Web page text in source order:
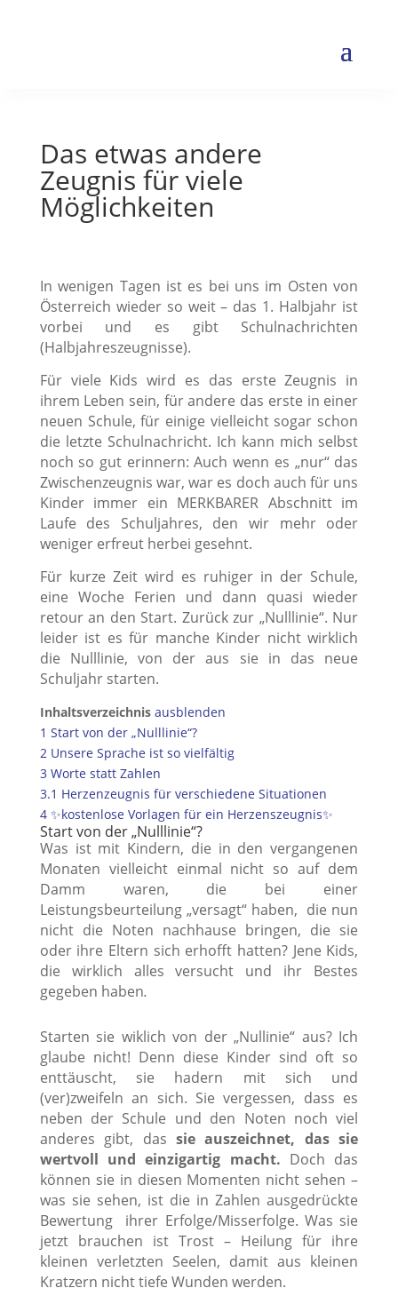
Das etwas andere
Zeugnis für viele
Möglichkeiten
In wenigen Tagen ist es bei uns im Osten von
Österreich wieder so weit – das 1. Halbjahr ist
vorbei und es gibt Schulnachrichten
(Halbjahreszeugnisse).
Für viele Kids wird es das erste Zeugnis in
ihrem Leben sein, für andere das erste in einer
neuen Schule, für einige vielleicht sogar schon
die letzte Schulnachricht. Ich kann mich selbst
noch so gut erinnern: Auch wenn es „nur“ das
Zwischenzeugnis war, war es doch auch für uns
Kinder immer ein MERKBARER Abschnitt im
Laufe des Schuljahres, den wir mehr oder
weniger erfreut herbei gesehnt.
Für kurze Zeit wird es ruhiger in der Schule,
eine Woche Ferien und dann quasi wieder
retour an den Start. Zurück zur „Nulllinie“. Nur
leider ist es für manche Kinder nicht wirklich
die Nulllinie, von der aus sie in das neue
Schuljahr starten.
Inhaltsverzeichnis ausblenden
1 Start von der „Nulllinie“?
2 Unsere Sprache ist so vielfältig
3 Worte statt Zahlen
3.1 Herzenzeugnis für verschiedene Situationen
4 ✨kostenlose Vorlagen für ein Herzenszeugnis✨
Start von der „Nulllinie“?
Was ist mit Kindern, die in den vergangenen
Monaten vielleicht einmal nicht so auf dem
Damm waren, die bei einer
Leistungsbeurteilung „versagt“ haben, die nun
nicht die Noten nachhause bringen, die sie
oder ihre Eltern sich erhofft hatten? Jene Kids,
die wirklich alles versucht und ihr Bestes
gegeben haben.
Starten sie wiklich von der „Nullinie“ aus? Ich
glaube nicht! Denn diese Kinder sind oft so
enttäuscht, sie hadern mit sich und
(ver)zweifeln an sich. Sie vergessen, dass es
neben der Schule und den Noten noch viel
anderes gibt, das sie auszeichnet, das sie
wertvoll und einzigartig macht. Doch das
können sie in diesen Momenten nicht sehen –
was sie sehen, ist die in Zahlen ausgedrückte
Bewertung ihrer Erfolge/Misserfolge. Was sie
jetzt brauchen ist Trost – Heilung für ihre
kleinen verletzten Seelen, damit aus kleinen
Kratzern nicht tiefe Wunden werden.
Ferien, Spiel & Lernfreude -
Jetzt Spielideen für € 0,- holen